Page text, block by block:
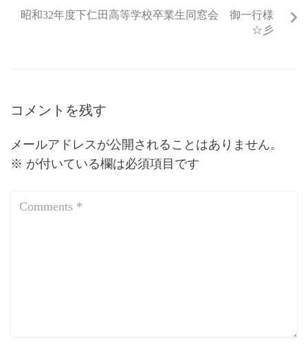
昭和32年度下仁田高等学校卒業生同窓会 御一行様
☆彡
コメントを残す
メールアドレスが公開されることはありません。
※ が付いている欄は必須項目です